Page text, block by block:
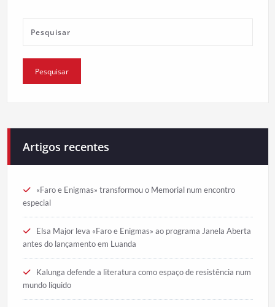
Artigos recentes
«Faro e Enigmas» transformou o Memorial num encontro
especial
Elsa Major leva «Faro e Enigmas» ao programa Janela Aberta
antes do lançamento em Luanda
Kalunga defende a literatura como espaço de resistência num
mundo líquido